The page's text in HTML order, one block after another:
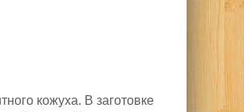
кожуха. В заготовке